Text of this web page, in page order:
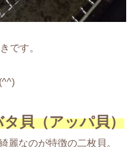
です。
タ貝（アッパ貝）
麗なのが特徴の二枚貝。